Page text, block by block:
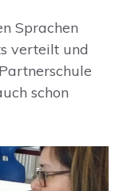
Sprachen
verteilt und
schon